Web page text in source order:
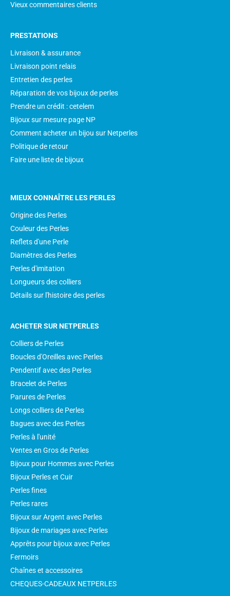
Vieux commentaires clients
PRESTATIONS
Livraison & assurance
Livraison point relais
Entretien des perles
Réparation de vos bijoux de perles
Prendre un crédit : cetelem
Bijoux sur mesure page NP
Comment acheter un bijou sur Netperles
Politique de retour
Faire une liste de bijoux
MIEUX CONNAÎTRE LES PERLES
Origine des Perles
Couleur des Perles
Reflets d'une Perle
Diamètres des Perles
Perles d'imitation
Longueurs des colliers
Détails sur l'histoire des perles
ACHETER SUR NETPERLES
Colliers de Perles
Boucles d'Oreilles avec Perles
Pendentif avec des Perles
Bracelet de Perles
Parures de Perles
Longs colliers de Perles
Bagues avec des Perles
Perles à l'unité
Ventes en Gros de Perles
Bijoux pour Hommes avec Perles
Bijoux Perles et Cuir
Perles fines
Perles rares
Bijoux sur Argent avec Perles
Bijoux de mariages avec Perles
Apprêts pour bijoux avec Perles
Fermoirs
Chaînes et accessoires
CHEQUES-CADEAUX NETPERLES